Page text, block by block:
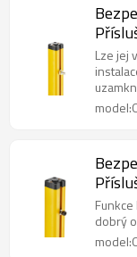
tvaru
Lze jej
dobrý